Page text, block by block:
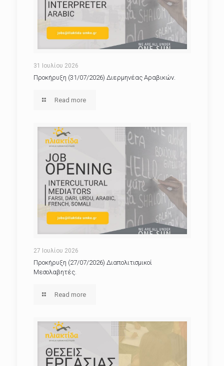
31 Ιουλίου 2026
Προκήρυξη (31/07/2026) Διερμηνέας Αραβικών.
Read more
27 Ιουλίου 2026
Προκήρυξη (27/07/2026) Διαπολιτισμικοί
Μεσολαβητές.
Read more